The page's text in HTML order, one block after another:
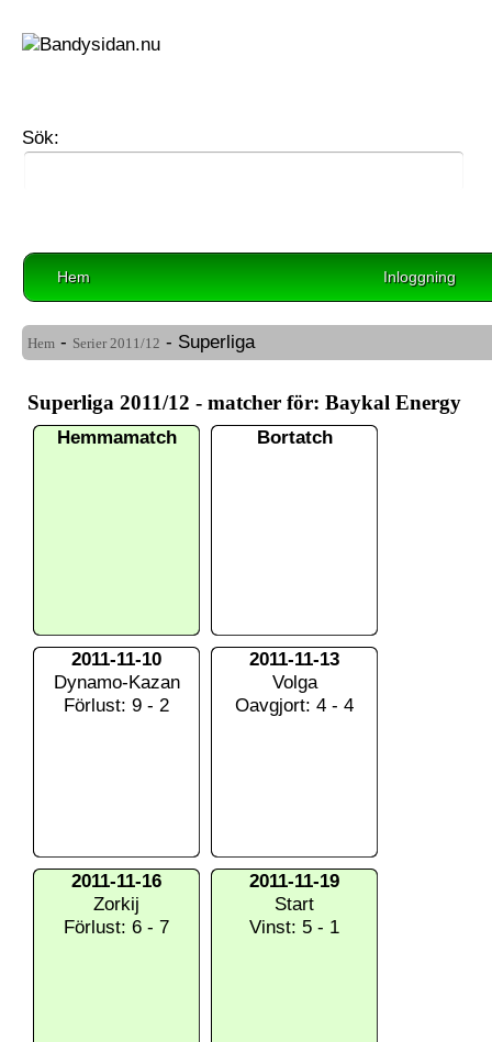
Sök:
Hem Inloggning
Hem - Serier 2011/12 - Superliga
Superliga 2011/12 - matcher för: Baykal Energy
Hemmamatch Bortatch
2011-11-10
Dynamo-Kazan
Förlust: 9 - 2
2011-11-13
Volga
Oavgjort: 4 - 4
2011-11-16
Zorkij
Förlust: 6 - 7
2011-11-19
Start
Vinst: 5 - 1